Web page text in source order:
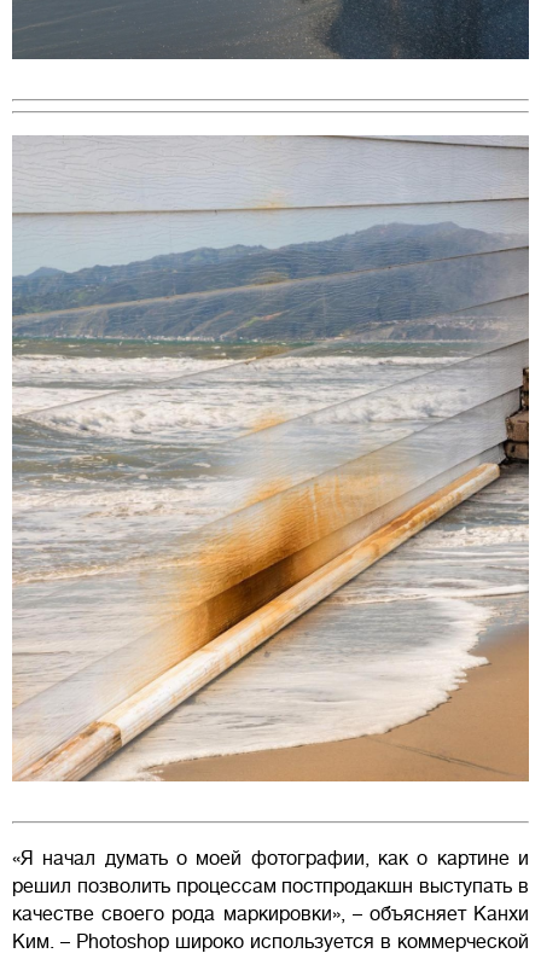
«Я начал думать о моей фотографии, как о картине и
решил позволить процессам постпродакшн выступать в
качестве своего рода маркировки», – объясняет Канхи
Ким. – Photoshop широко используется в коммерческой